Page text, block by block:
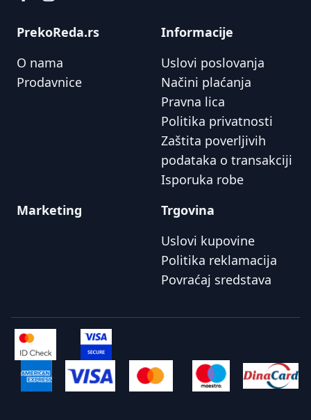
PrekoReda.rs
O nama
Prodavnice
Informacije
Uslovi poslovanja
Načini plaćanja
Pravna lica
Politika privatnosti
Zaštita poverljivih
podataka o transakciji
Isporuka robe
Marketing
Trgovina
Uslovi kupovine
Politika reklamacija
Povraćaj sredstava